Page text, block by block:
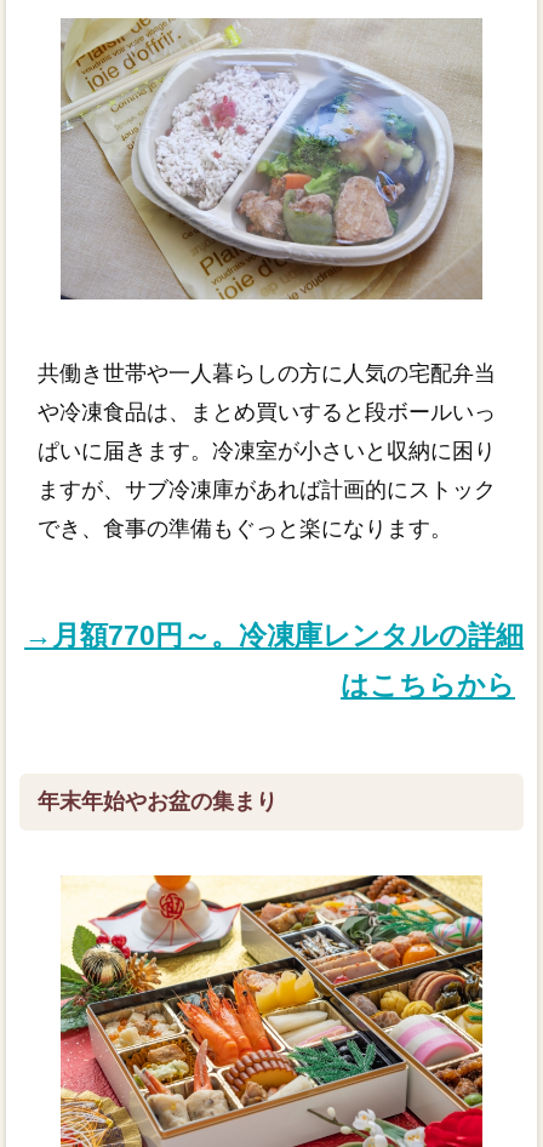
共働き世帯や一人暮らしの方に人気の宅配弁当
や冷凍食品は、まとめ買いすると段ボールいっ
ぱいに届きます。冷凍室が小さいと収納に困り
ますが、サブ冷凍庫があれば計画的にストック
でき、食事の準備もぐっと楽になります。
→月額770円～。冷凍庫レンタルの詳細
はこちらから
年末年始やお盆の集まり